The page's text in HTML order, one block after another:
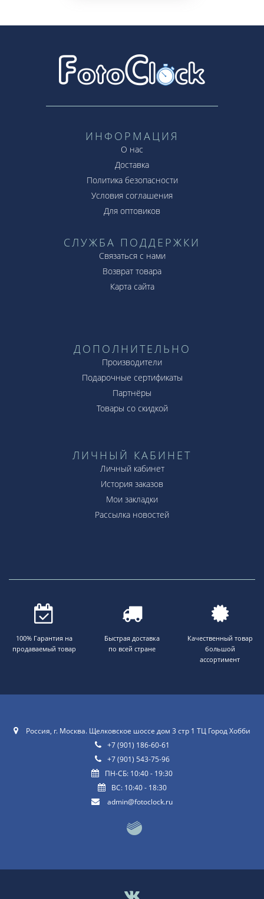
ИНФОРМАЦИЯ
О нас
Доставка
Политика безопасности
Условия соглашения
Для оптовиков
СЛУЖБА ПОДДЕРЖКИ
Связаться с нами
Возврат товара
Карта сайта
ДОПОЛНИТЕЛЬНО
Производители
Подарочные сертификаты
Партнёры
Товары со скидкой
ЛИЧНЫЙ КАБИНЕТ
Личный кабинет
История заказов
Мои закладки
Рассылка новостей
100% Гарантия на
продаваемый товар
Быстрая доставка
по всей стране
Качественный товар
большой
ассортимент
Россия, г. Москва. Щелковское шоссе дом 3 стр 1 ТЦ Город Хобби
+7 (901) 186-60-61
+7 (901) 543-75-96
ПН-СБ: 10:40 - 19:30
ВС: 10:40 - 18:30
admin@fotoclock.ru